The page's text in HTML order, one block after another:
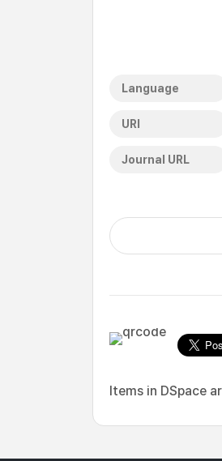
Language
URI
Journal URL
Items in DSpace